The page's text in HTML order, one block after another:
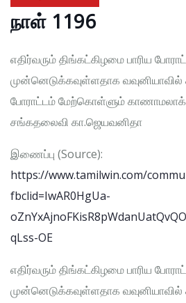
நாள் 1196
எதிர்வரும் திங்கட்கிழமை பாரிய
முன்னெடுக்கவுள்ளதாக
போராட்டம் மேற்கொள்ளும்
சங்கதலைவி கா.ஜெயவனிதா
இணைப்பு (Source):
https://www.tamilwin.com/
fbclid=IwAR0HgUa-
qLss-OE
எதிர்வரும் திங்கட்கிழமை பாரிய
முன்னெடுக்கவுள்ளதாக